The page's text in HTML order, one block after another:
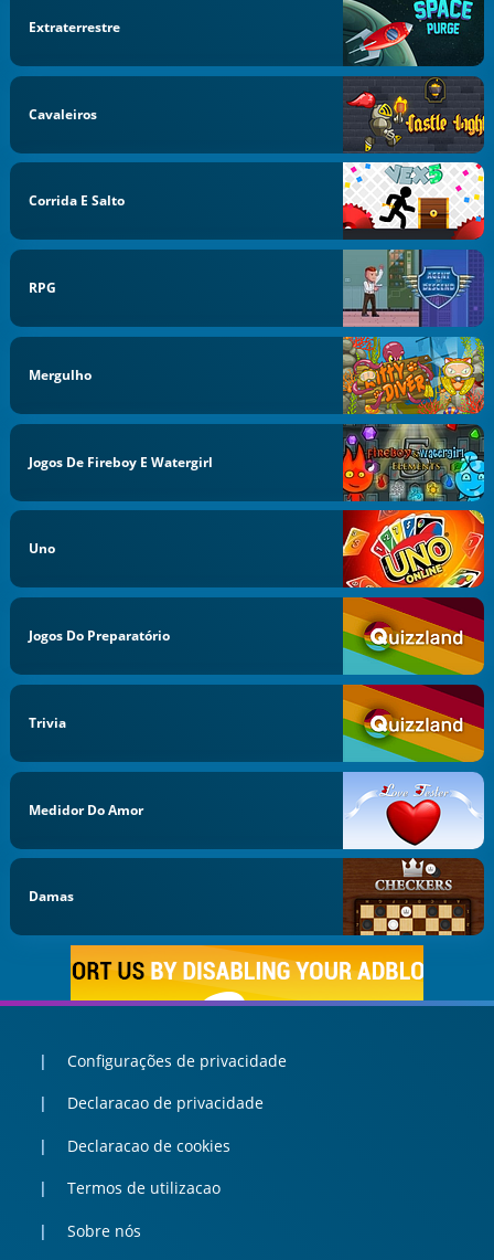
Extraterrestre
Cavaleiros
Corrida E Salto
RPG
Mergulho
Jogos De Fireboy E Watergirl
Uno
Jogos Do Preparatório
Trivia
Medidor Do Amor
Damas
Configurações de privacidade
Declaracao de privacidade
Declaracao de cookies
Termos de utilizacao
Sobre nós